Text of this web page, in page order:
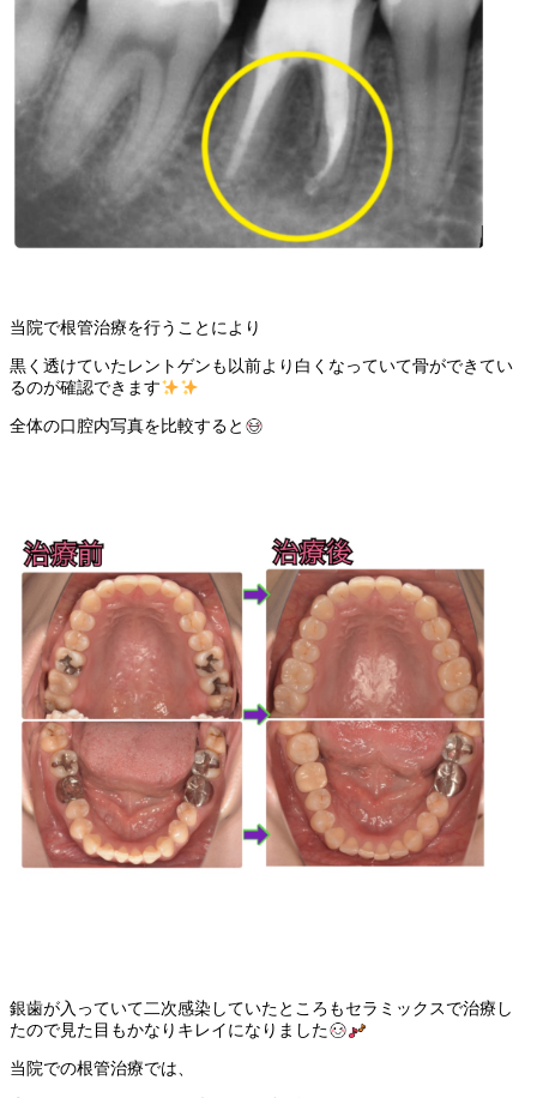
当院で根管治療を行うことにより
黒く透けていたレントゲンも以前より白くなっていて骨ができてい
るのが確認できます
全体の口腔内写真を比較すると
銀歯が入っていて二次感染していたところもセラミックスで治療し
たので見た目もかなりキレイになりました
当院での根管治療では、